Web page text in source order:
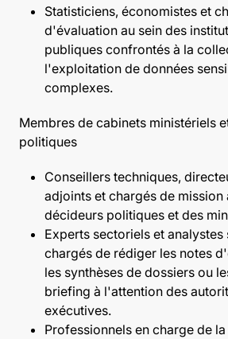
Statisticiens, économistes et
d'évaluation au sein des
publiques confrontés à la
l'exploitation de données
complexes.
Membres de cabinets ministériels
politiques
Conseillers techniques,
adjoints et chargés de mission
décideurs politiques et des
Experts sectoriels et
chargés de rédiger les notes
les synthèses de dossiers ou
briefing à l'attention des
exécutives.
Professionnels en charge de